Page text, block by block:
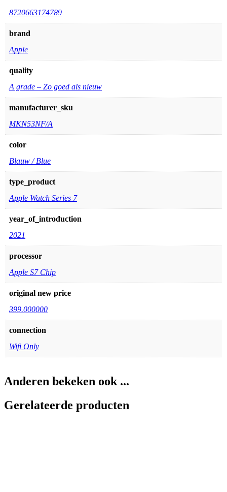
8720663174789
brand
Apple
quality
A grade – Zo goed als nieuw
manufacturer_sku
MKN53NF/A
color
Blauw / Blue
type_product
Apple Watch Series 7
year_of_introduction
2021
processor
Apple S7 Chip
original new price
399.000000
connection
Wifi Only
Anderen bekeken ook ...
Gerelateerde producten